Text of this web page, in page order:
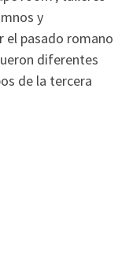
y
el pasado romano
diferentes
de la tercera